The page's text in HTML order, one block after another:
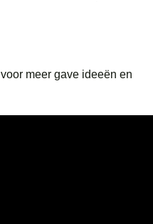
voor meer gave ideeën en